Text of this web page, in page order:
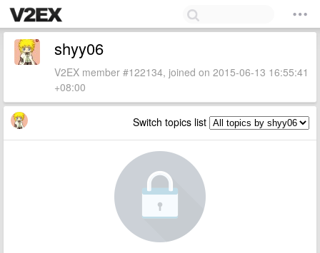
shyy06
V2EX member #122134, joined on 2015-06-13 16:55:41
+08:00
Switch topics list